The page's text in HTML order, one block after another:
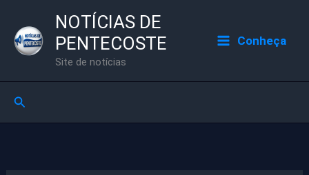
para
NOTÍCIAS DE
PENTECOSTE
Site de notícias
Conheça
Pesquisar